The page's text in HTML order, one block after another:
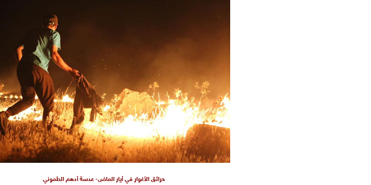
حرائق الأغوار في أيار الماض- عدسة أدهم الطموني